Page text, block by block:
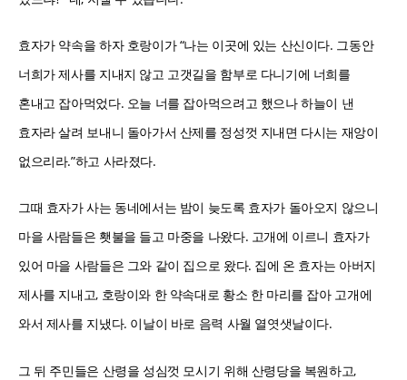
효자가 약속을 하자 호랑이가 “나는 이곳에 있는 산신이다. 그동안
너희가 제사를 지내지 않고 고갯길을 함부로 다니기에 너희를
혼내고 잡아먹었다. 오늘 너를 잡아먹으려고 했으나 하늘이 낸
효자라 살려 보내니 돌아가서 산제를 정성껏 지내면 다시는 재앙이
없으리라.”하고 사라졌다.
그때 효자가 사는 동네에서는 밤이 늦도록 효자가 돌아오지 않으니
마을 사람들은 횃불을 들고 마중을 나왔다. 고개에 이르니 효자가
있어 마을 사람들은 그와 같이 집으로 왔다. 집에 온 효자는 아버지
제사를 지내고, 호랑이와 한 약속대로 황소 한 마리를 잡아 고개에
와서 제사를 지냈다. 이날이 바로 음력 사월 열엿샛날이다.
그 뒤 주민들은 산령을 성심껏 모시기 위해 산령당을 복원하고,